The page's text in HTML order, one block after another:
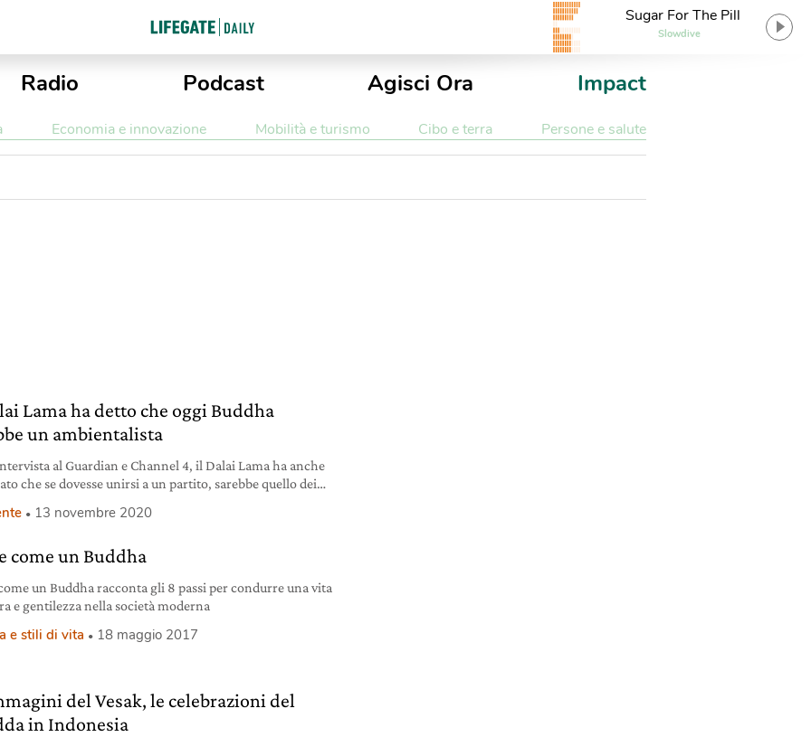
Sugar For The Pill
Slowdive
Radio Podcast Agisci Ora Impact
Economia e innovazione Mobilità e turismo Cibo e terra Persone e salute
Lama ha detto che oggi Buddha
un ambientalista
al Guardian e Channel 4, il Dalai Lama ha anche
che se dovesse unirsi a un partito, sarebbe quello dei
13 novembre 2020
come un Buddha
un Buddha racconta gli 8 passi per condurre una vita
e gentilezza nella società moderna
e stili di vita 18 maggio 2017
del Vesak, le celebrazioni del
in Indonesia